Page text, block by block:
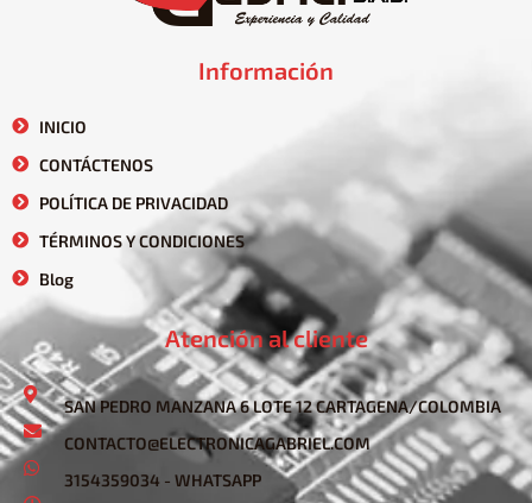
Información
INICIO
CONTÁCTENOS
POLÍTICA DE PRIVACIDAD
TÉRMINOS Y CONDICIONES
Blog
Atención al cliente
SAN PEDRO MANZANA 6 LOTE 12 CARTAGENA/COLOMBIA
CONTACTO@ELECTRONICAGABRIEL.COM
3154359034 - WHATSAPP